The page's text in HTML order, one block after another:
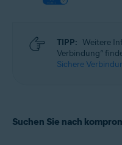
TIPP: Weitere
Verbindung“
Sichere
Suchen Sie nach